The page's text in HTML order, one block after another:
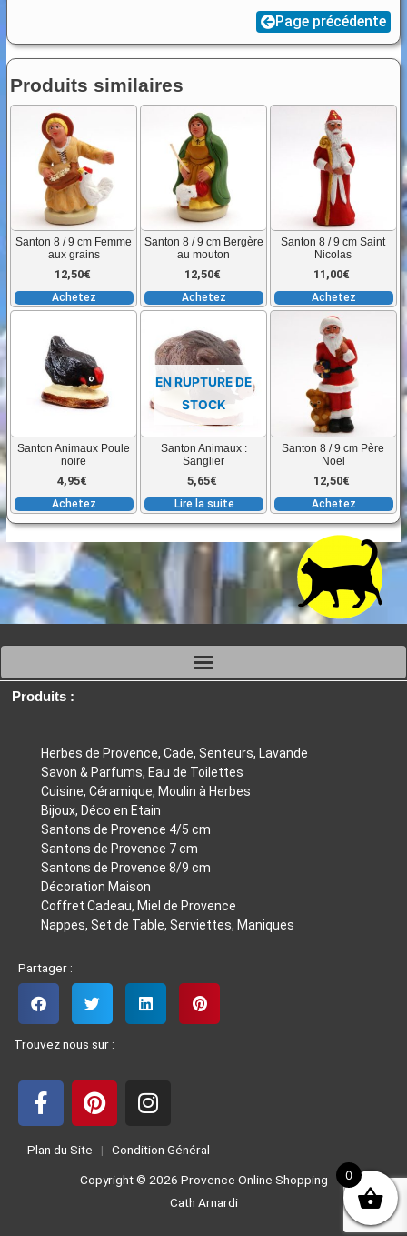
9
Ane
Page précédente
Produits similaires
Santon 8 / 9 cm Femme
aux grains
12,50€
Achetez
Santon 8 / 9 cm Bergère
au mouton
12,50€
Achetez
Santon 8 / 9 cm Saint
Nicolas
11,00€
Achetez
Santon Animaux Poule
noire
4,95€
Achetez
EN RUPTURE DE
STOCK
Santon Animaux :
Sanglier
5,65€
Lire la suite
Santon 8 / 9 cm Père
Noël
12,50€
Achetez
Produits :
Herbes de Provence, Cade, Senteurs, Lavande
Savon & Parfums, Eau de Toilettes
Cuisine, Céramique, Moulin à Herbes
Bijoux, Déco en Etain
Santons de Provence 4/5 cm
Santons de Provence 7 cm
Santons de Provence 8/9 cm
Décoration Maison
Coffret Cadeau, Miel de Provence
Nappes, Set de Table, Serviettes, Maniques
Partager :
Trouvez nous sur :
F
c
P
n
t
I
s
t
Plan du Site | Condition Général
Copyright © 2026 Provence Online Shopping
Cath Arnardi
0